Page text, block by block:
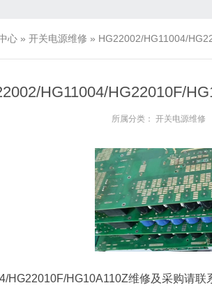
心 » 开关电源维修 » HG22002/HG11004/
HG11004/HG22010F/
所属分类： 开关电源维修
HG22010F/HG10A110Z维修及采购请联